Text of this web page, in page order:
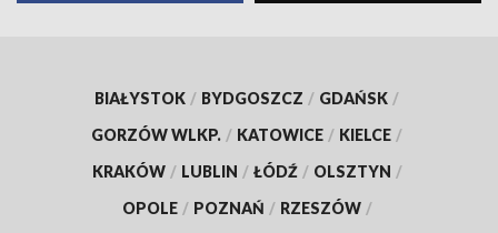
BIAŁYSTOK / BYDGOSZCZ / GDAŃSK /
GORZÓW WLKP. / KATOWICE / KIELCE /
KRAKÓW / LUBLIN / ŁÓDŹ / OLSZTYN /
OPOLE / POZNAŃ / RZESZÓW /